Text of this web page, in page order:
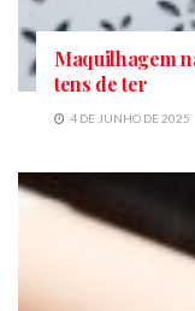
Maquilhagem
tens de ter
4 DE JUNHO DE 2025